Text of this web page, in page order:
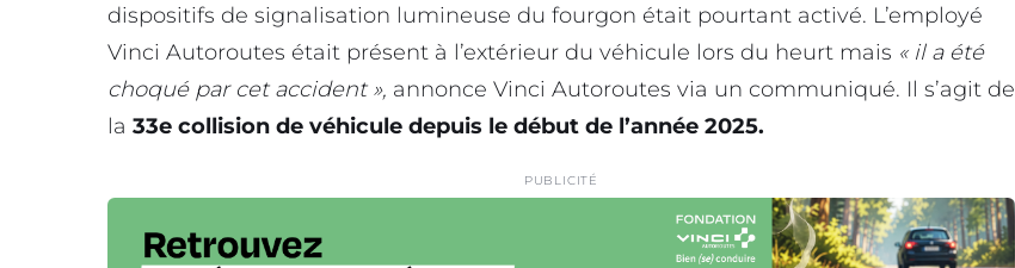
dispositifs de signalisation lumineuse du fourgon était pourtant activé. L’employé
Vinci Autoroutes était présent à l’extérieur du véhicule lors du heurt mais « il a été
choqué par cet accident », annonce Vinci Autoroutes via un communiqué. Il s’agit de
la 33e collision de véhicule depuis le début de l’année 2025.
PUBLICITÉ